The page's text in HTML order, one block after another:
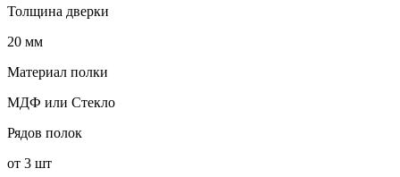
Толщина дверки
20 мм
Материал полки
МДФ или Стекло
Рядов полок
от 3 шт